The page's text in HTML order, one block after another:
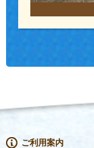
ご利用案内